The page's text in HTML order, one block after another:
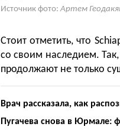
Источник фото: Артем
Стоит отметить, что
со своим наследием.
продолжают не только
Врач рассказала, как
Пугачева снова в Юрмале: